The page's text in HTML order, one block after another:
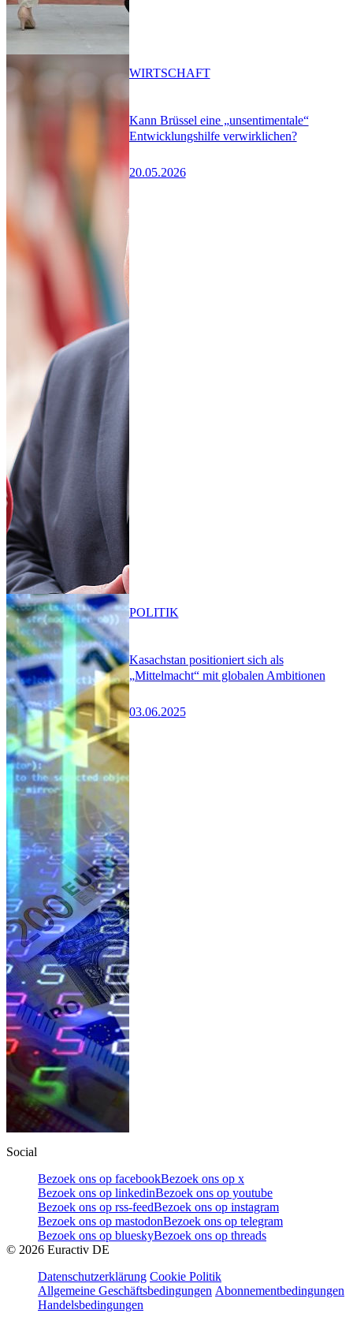
Kann Brüssel eine „unsentimentale“
Entwicklungshilfe verwirklichen?
20.05.2026
WIRTSCHAFT
Kasachstan positioniert sich als
„Mittelmacht“ mit globalen Ambitionen
03.06.2025
POLITIK
Social
Bezoek ons op facebookBezoek ons op x
Bezoek ons op linkedinBezoek ons op youtube
Bezoek ons op rss-feedBezoek ons op instagram
Bezoek ons op mastodonBezoek ons op telegram
Bezoek ons op blueskyBezoek ons op threads
© 2026 Euractiv DE
Datenschutzerklärung Cookie Politik
Allgemeine Geschäftsbedingungen Abonnementbedingungen
Handelsbedingungen